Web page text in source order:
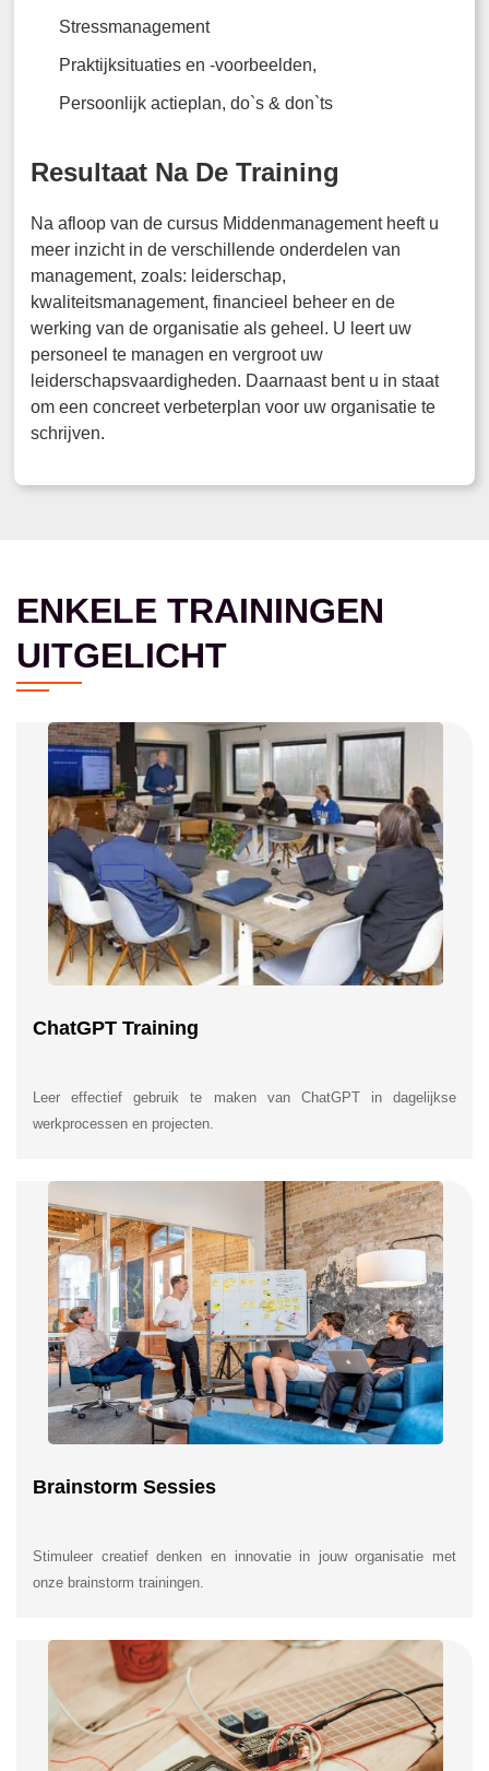
Stressmanagement
Praktijksituaties en -voorbeelden,
Persoonlijk actieplan, do`s & don`ts
Resultaat Na De Training
Na afloop van de cursus Middenmanagement heeft u
meer inzicht in de verschillende onderdelen van
management, zoals: leiderschap,
kwaliteitsmanagement, financieel beheer en de
werking van de organisatie als geheel. U leert uw
personeel te managen en vergroot uw
leiderschapsvaardigheden. Daarnaast bent u in staat
om een concreet verbeterplan voor uw organisatie te
schrijven.
ENKELE TRAININGEN
UITGELICHT
ChatGPT Training
Leer effectief gebruik te maken van ChatGPT in dagelijkse
werkprocessen en projecten.
Brainstorm Sessies
Stimuleer creatief denken en innovatie in jouw organisatie met
onze brainstorm trainingen.